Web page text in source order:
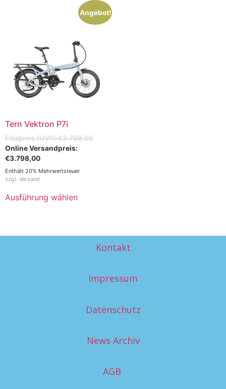
Angebot!
Tern Vektron P7i
€3.799,00
€3.798,00
Enthält 20% Mehrwertsteuer
zzgl. Versand
Ausführung wählen
Kontakt
Impressum
Datenschutz
News Archiv
AGB